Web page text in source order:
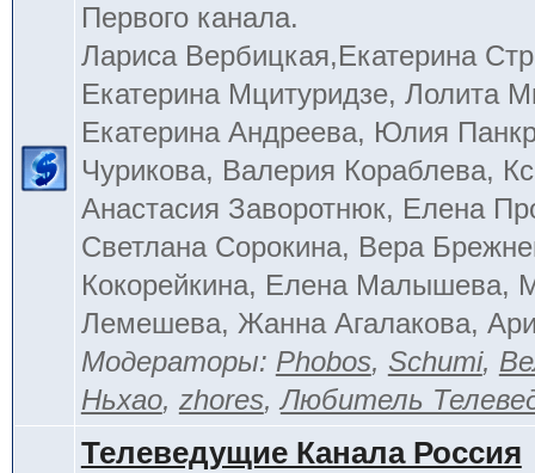
Первого канала.
Лариса Вербицкая,Екатерина
Екатерина Мцитуридзе, Лолита
Екатерина Андреева, Юлия
Чурикова, Валерия Кораблева,
Анастасия Заворотнюк, Елена
Светлана Сорокина, Вера
Кокорейкина, Елена Малышева,
Лемешева, Жанна Агалакова,
Модераторы: Phobos, Schumi,
Ньхао, zhores,Любитель
Телеведущие Канала Россия